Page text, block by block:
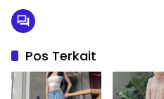
Pos Terkait